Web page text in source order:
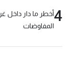
4أخطر ما دار داخل
المفاوضات